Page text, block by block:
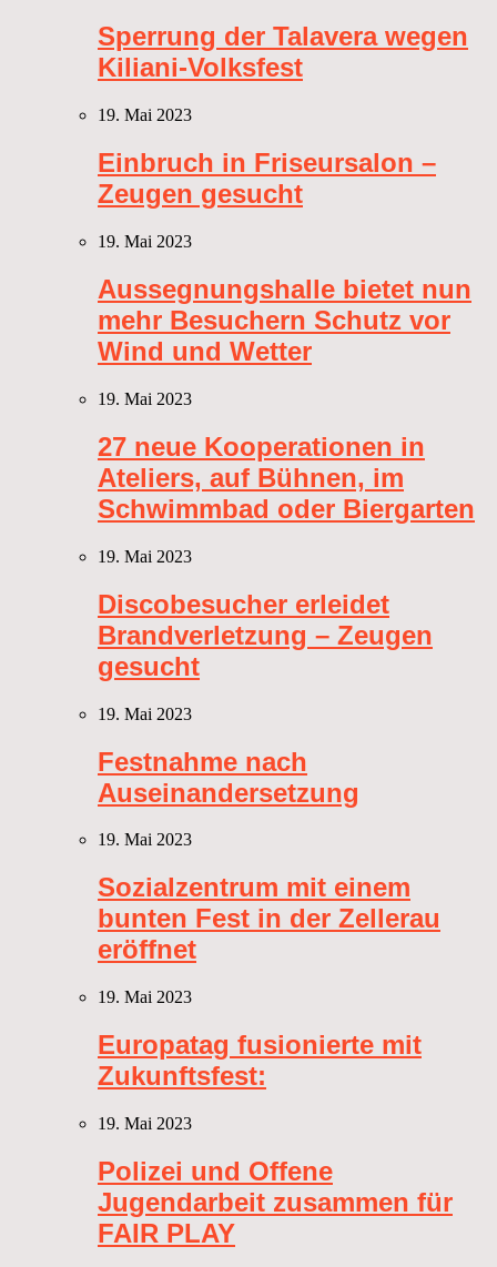
Sperrung der Talavera wegen
Kiliani-Volksfest
19. Mai 2023
Einbruch in Friseursalon –
Zeugen gesucht
19. Mai 2023
Aussegnungshalle bietet nun
mehr Besuchern Schutz vor
Wind und Wetter
19. Mai 2023
27 neue Kooperationen in
Ateliers, auf Bühnen, im
Schwimmbad oder Biergarten
19. Mai 2023
Discobesucher erleidet
Brandverletzung – Zeugen
gesucht
19. Mai 2023
Festnahme nach
Auseinandersetzung
19. Mai 2023
Sozialzentrum mit einem
bunten Fest in der Zellerau
eröffnet
19. Mai 2023
Europatag fusionierte mit
Zukunftsfest:
19. Mai 2023
Polizei und Offene
Jugendarbeit zusammen für
FAIR PLAY